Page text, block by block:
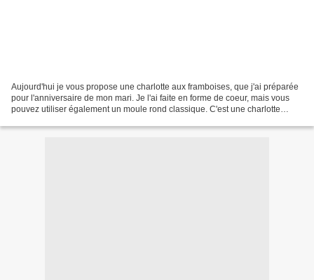
Aujourd'hui je vous propose une charlotte aux framboises, que j'ai préparée
pour l'anniversaire de mon mari. Je l'ai faite en forme de coeur, mais vous
pouvez utiliser également un moule rond classique. C'est une charlotte